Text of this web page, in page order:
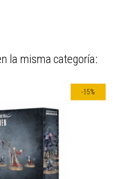
la misma categoría:
-15%